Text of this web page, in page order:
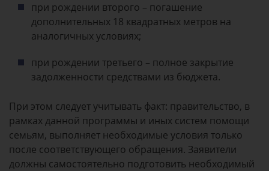
при рождении второго – погашение
дополнительных 18 квадратных метров на
аналогичных условиях;
при рождении третьего – полное закрытие
задолженности средствами из бюджета.
При этом следует учитывать факт: правительство, в
рамках данной программы и иных систем помощи
семьям, выполняет необходимые условия только
после соответствующего обращения. Заявители
должны самостоятельно подготовить необходимый